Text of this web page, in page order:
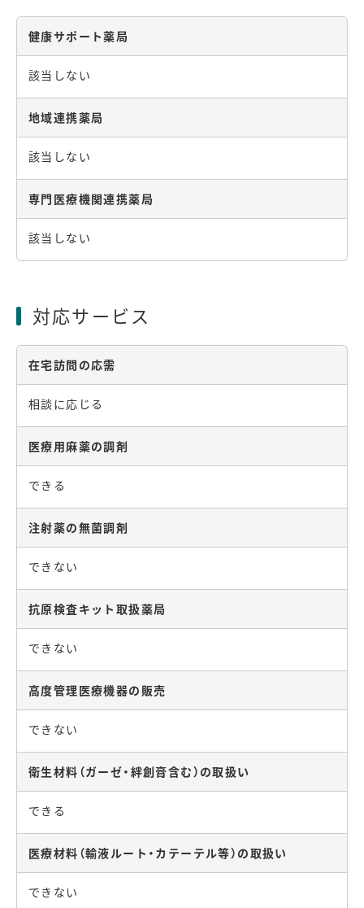
健康サポート薬局
該当しない
地域連携薬局
該当しない
専門医療機関連携薬局
該当しない
対応サービス
在宅訪問の応需
相談に応じる
医療用麻薬の調剤
できる
注射薬の無菌調剤
できない
抗原検査キット取扱薬局
できない
高度管理医療機器の販売
できない
衛生材料（ガーゼ・絆創膏含む）の取扱い
できる
医療材料（輸液ルート・カテーテル等）の取扱い
できない